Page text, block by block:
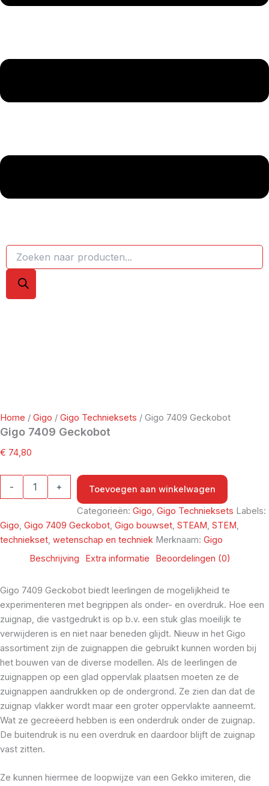
Home / Gigo / Gigo Technieksets / Gigo 7409 Geckobot
Gigo 7409 Geckobot
€ 74,80
- +
Toevoegen aan winkelwagen
Categorieën: Gigo,Gigo Technieksets Labels:
Gigo, Gigo 7409 Geckobot, Gigo bouwset, STEAM, STEM,
techniekset, wetenschap en techniek Merknaam: Gigo
Beschrijving
Extra informatie Beoordelingen (0)
Gigo 7409 Geckobot biedt leerlingen de mogelijkheid te
experimenteren met begrippen als onder- en overdruk. Hoe een
zuignap, die vastgedrukt is op b.v. een stuk glas moeilijk te
verwijderen is en niet naar beneden glijdt. Nieuw in het Gigo
assortiment zijn de zuignappen die gebruikt kunnen worden bij
het bouwen van de diverse modellen. Als de leerlingen de
zuignappen op een glad oppervlak plaatsen moeten ze de
zuignappen aandrukken op de ondergrond. Ze zien dan dat de
zuignap vlakker wordt maar een groter oppervlakte aanneemt.
Wat ze gecreëerd hebben is een onderdruk onder de zuignap.
De buitendruk is nu een overdruk en daardoor blijft de zuignap
vast zitten.
Ze kunnen hiermee de loopwijze van een Gekko imiteren, die